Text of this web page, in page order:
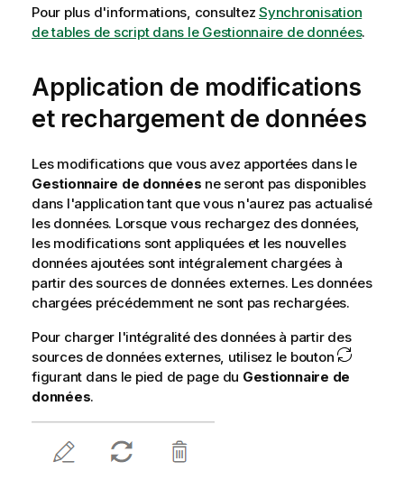
Pour plus d'informations, consultez Synchronisation
de tables de script dans le Gestionnaire de données.
Application de modifications
et rechargement de données
Les modifications que vous avez apportées dans le
Gestionnaire de données ne seront pas disponibles
dans l'application tant que vous n'aurez pas actualisé
les données. Lorsque vous rechargez des données,
les modifications sont appliquées et les nouvelles
données ajoutées sont intégralement chargées à
partir des sources de données externes. Les données
chargées précédemment ne sont pas rechargées.
Pour charger l'intégralité des données à partir des
sources de données externes, utilisez le bouton
figurant dans le pied de page du Gestionnaire de
données.